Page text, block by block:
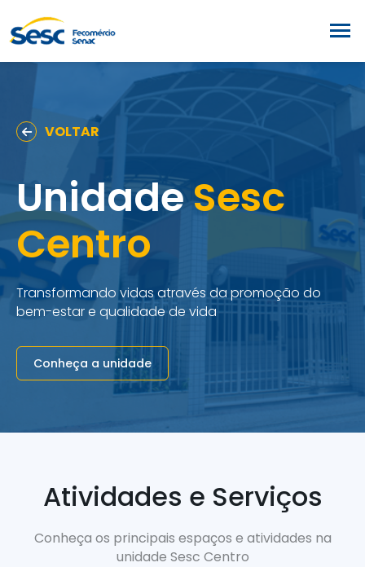
VOLTAR
UnidadeSesc
Centro
Transformando vidas através da promoção do
bem-estar e qualidade de vida
Conheça a unidade
Atividades e Serviços
Conheça os principais espaços e atividades na
unidade Sesc Centro